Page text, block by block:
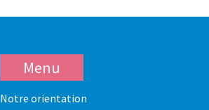
Menu
Notre orientation